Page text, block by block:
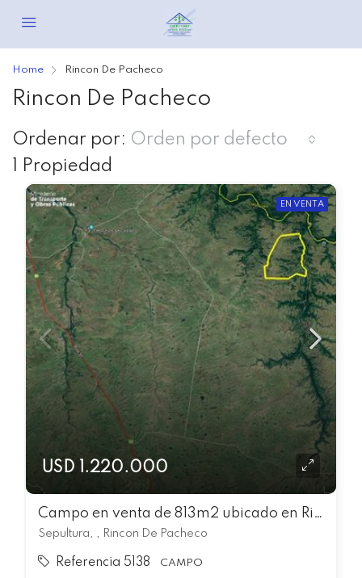
Home Rincon De Pacheco
Rincon De Pacheco
1 Propiedad
Ordenar por: Orden por defecto
EN VENTA
USD 1.220.000
Campo en venta de 813m2 ubicado en Rincon De Pacheco
Sepultura, , Rincon De Pacheco
Referencia 5138 CAMPO